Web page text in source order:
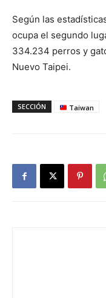
Según las
ocupa el segundo
334.234 perros y
Nuevo Taipei.
SECCIÓN Taiwan